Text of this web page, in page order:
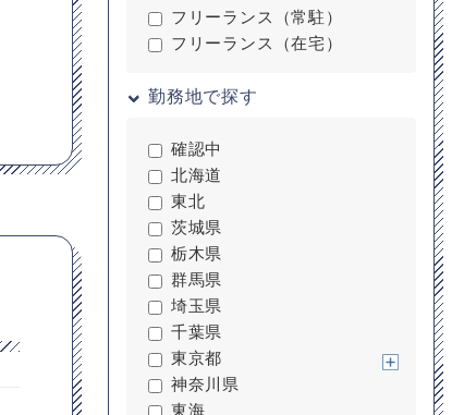
フリーランス（常駐）
フリーランス（在宅）
勤務地で探す
確認中
北海道
東北
茨城県
栃木県
群馬県
埼玉県
千葉県
東京都
神奈川県
東海